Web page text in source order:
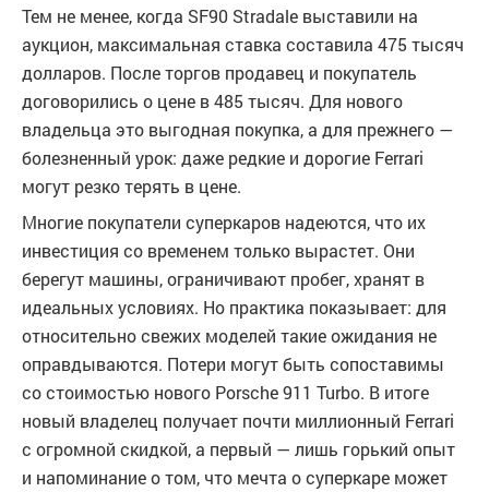
Тем не менее, когда SF90 Stradale выставили на
аукцион, максимальная ставка составила 475 тысяч
долларов. После торгов продавец и покупатель
договорились о цене в 485 тысяч. Для нового
владельца это выгодная покупка, а для прежнего —
болезненный урок: даже редкие и дорогие Ferrari
могут резко терять в цене.
Многие покупатели суперкаров надеются, что их
инвестиция со временем только вырастет. Они
берегут машины, ограничивают пробег, хранят в
идеальных условиях. Но практика показывает: для
относительно свежих моделей такие ожидания не
оправдываются. Потери могут быть сопоставимы
со стоимостью нового Porsche 911 Turbo. В итоге
новый владелец получает почти миллионный Ferrari
с огромной скидкой, а первый — лишь горький опыт
и напоминание о том, что мечта о суперкаре может